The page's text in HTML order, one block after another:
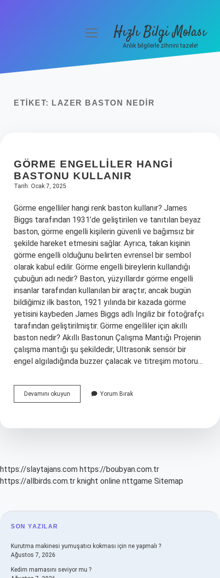
Yasal Uyarı
menüyüHızlı Bilgi Molası
Anlık bilgilerle zihnini tazele!
ETIKET: LAZER BASTON NEDIR
GÖRME ENGELLILER HANGI
BASTONU KULLANIR
Tarih: Ocak 7, 2025
Görme engelliler hangi renk baston kullanır? James
Biggs tarafından 1931’de geliştirilen ve tanıtılan beyaz
baston, görme engelli kişilerin güvenli ve bağımsız bir
şekilde hareket etmesini sağlar. Ayrıca, takan kişinin
görme engelli olduğunu belirten evrensel bir sembol
olarak kabul edilir. Görme engelli bireylerin kullandığı
çubuğun adı nedir? Baston, yüzyıllardır görme engelli
insanlar tarafından kullanılan bir araçtır; ancak bugün
bildiğimiz ilk baston, 1921 yılında bir kazada görme
yetisini kaybeden James Biggs adlı İngiliz bir fotoğrafçı
tarafından geliştirilmiştir. Görme engelliler için akıllı
baston nedir? Akıllı Bastonun Çalışma Mantığı Projenin
çalışma mantığı şu şekildedir; Ultrasonik sensör bir
engel algıladığında buzzer çalacak ve titreşim motoru…
Devamını okuyun
Engelliler
Kullanır
Yorum Bırak
https://slaytajans.com https://boubyan.com.tr
https://allbirds.com.tr knight online nttgame Sitemap
SIDEBAR
SON YAZILAR
Kurutma makinesi yumuşatıcı kokması için ne yapmalı ?
Ağustos 7, 2026
Kedim mamasını seviyor mu ?